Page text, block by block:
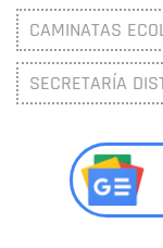
CAMINATAS
SECRETARÍA